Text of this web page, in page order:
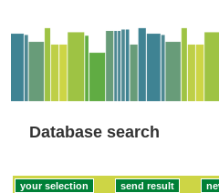
Database search